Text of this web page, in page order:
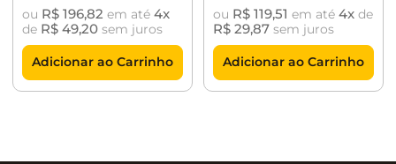
ou R$ 196,82 em até 4
de R$ 49,20sem juros
Adicionar ao Carrinho
ou R$ 119,51 em até 4 de
R$ 29,87sem juros
Adicionar ao Carrinho